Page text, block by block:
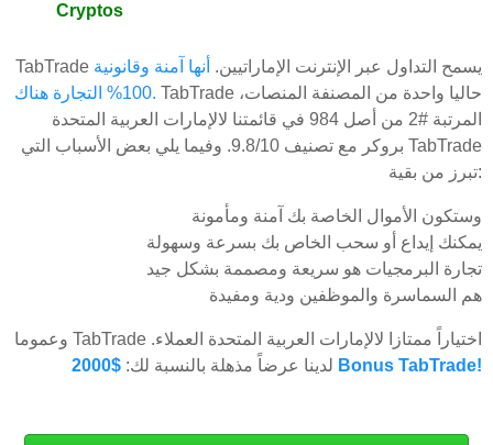
Cryptos
TabTrade يسمح التداول عبر الإنترنت الإماراتيين. أنها آمنة وقانونية
100% التجارة هناك. TabTrade حاليا واحدة من المصنفة المنصات،
المرتبة #2 من أصل 984 في قائمتنا لالإمارات العربية المتحدة
بروكر مع تصنيف 9.8/10. وفيما يلي بعض الأسباب التي TabTrade
تبرز من بقية:
وستكون الأموال الخاصة بك آمنة ومأمونة
يمكنك إيداع أو سحب الخاص بك بسرعة وسهولة
تجارة البرمجيات هو سريعة ومصممة بشكل جيد
هم السماسرة والموظفين ودية ومفيدة
وعموما TabTrade اختياراً ممتازا لالإمارات العربية المتحدة العملاء.
لدينا عرضاً مذهلة بالنسبة لك: $2000 Bonus TabTrade!